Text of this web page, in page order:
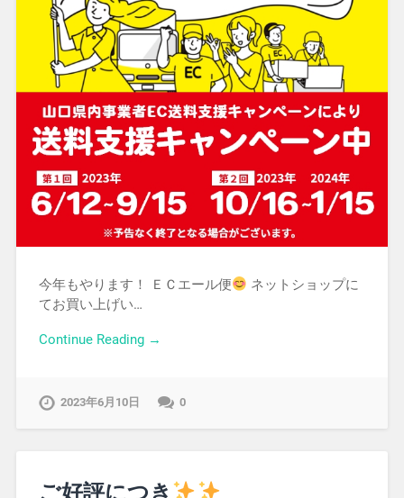
今年もやります！ ＥＣエール便
ネットショップに
てお買い上げい…
Continue Reading →
2023年6月10日 0
ご好評につき